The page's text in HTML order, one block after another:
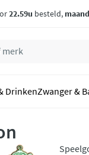
22.59u besteld,
DrinkenZwanger &